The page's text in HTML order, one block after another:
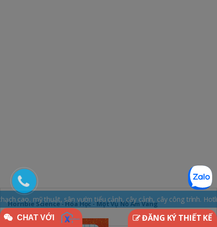
Horrible Science - Hóa Học - Một Vụ Nổ Ầm Vang
ĐĂNG KÝ THIẾT KẾ
CHAT VỚI
sân vườn tiểu cảnh, cây cảnh, cây công trình. Hotline: